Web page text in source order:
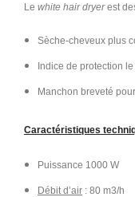
Le white hair dryerest
Sèche-cheveux plus
Indice de protection
Manchon breveté
Caractéristiques
Puissance 1000 W
Débit d’air : 80 m3/h